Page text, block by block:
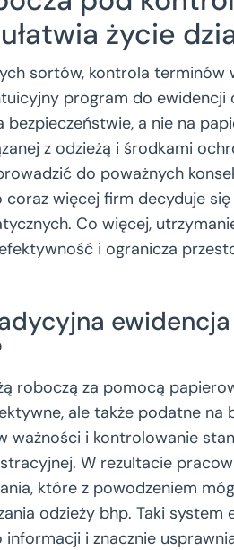
życie
sortów, kontrola terminów
program do ewidencji
bezpieczeństwie, a nie na
z odzieżą i środkami
do poważnych
coraz więcej firm decyduje
Co więcej,
i ogranicza
roboczą za pomocą
ale także podatne na
ważności i kontrolowanie
W rezultacie
które z powodzeniem
odzieży bhp. Taki system
i znacznie